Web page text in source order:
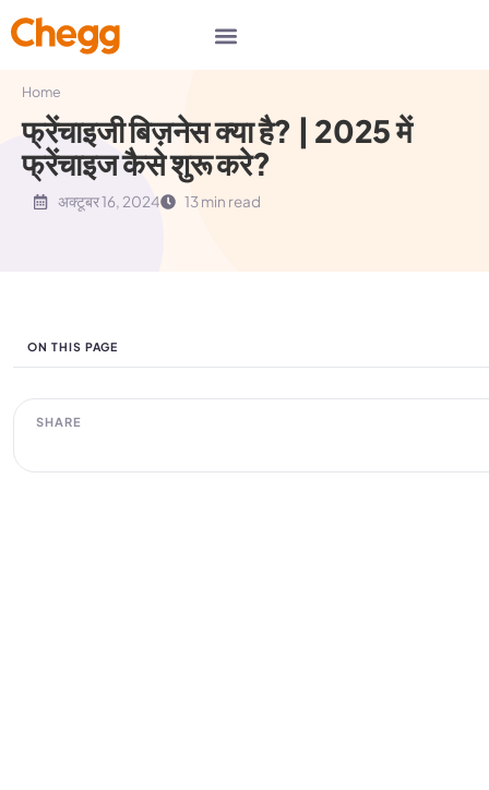
Home
फ्रेंचाइजी बिज़नेस क्या है? | 2025 में
फ्रेंचाइज कैसे शुरू करे?
अक्टूबर 16, 2024 13 min read
ON THIS PAGE
SHARE